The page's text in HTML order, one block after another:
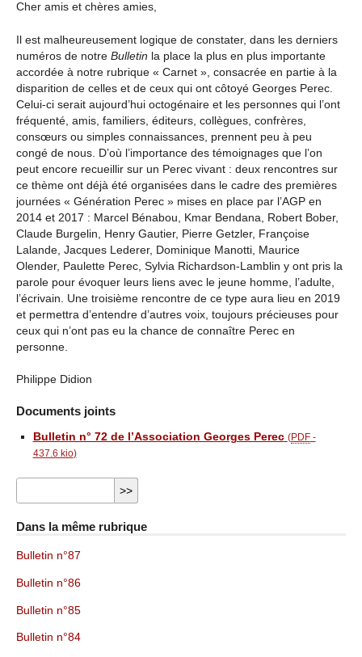
Cher amis et chères amies,
Il est malheureusement logique de constater, dans les derniers
numéros de notre Bulletin la place la plus en plus importante
accordée à notre rubrique « Carnet », consacrée en partie à la
disparition de celles et de ceux qui ont côtoyé Georges Perec.
Celui-ci serait aujourd’hui octogénaire et les personnes qui l’ont
fréquenté, amis, familiers, éditeurs, collègues, confrères,
consœurs ou simples connaissances, prennent peu à peu
congé de nous. D’où l’importance des témoignages que l’on
peut encore recueillir sur un Perec vivant : deux rencontres sur
ce thème ont déjà été organisées dans le cadre des premières
journées « Génération Perec » mises en place par l’AGP en
2014 et 2017 : Marcel Bénabou, Kmar Bendana, Robert Bober,
Claude Burgelin, Henry Gautier, Pierre Getzler, Françoise
Lalande, Jacques Lederer, Dominique Manotti, Maurice
Olender, Paulette Perec, Sylvia Richardson-Lamblin y ont pris la
parole pour évoquer leurs liens avec le jeune homme, l’adulte,
l’écrivain. Une troisième rencontre de ce type aura lieu en 2019
et permettra d’entendre d’autres voix, toujours précieuses pour
ceux qui n’ont pas eu la chance de connaître Perec en
personne.
Philippe Didion
Documents joints
Bulletin n° 72 de l’Association Georges Perec (PDF-
437.6 kio)
Dans la même rubrique
Bulletin n°87
Bulletin n°86
Bulletin n°85
Bulletin n°84